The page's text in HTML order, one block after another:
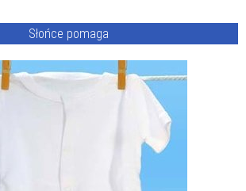
Słońce pomaga